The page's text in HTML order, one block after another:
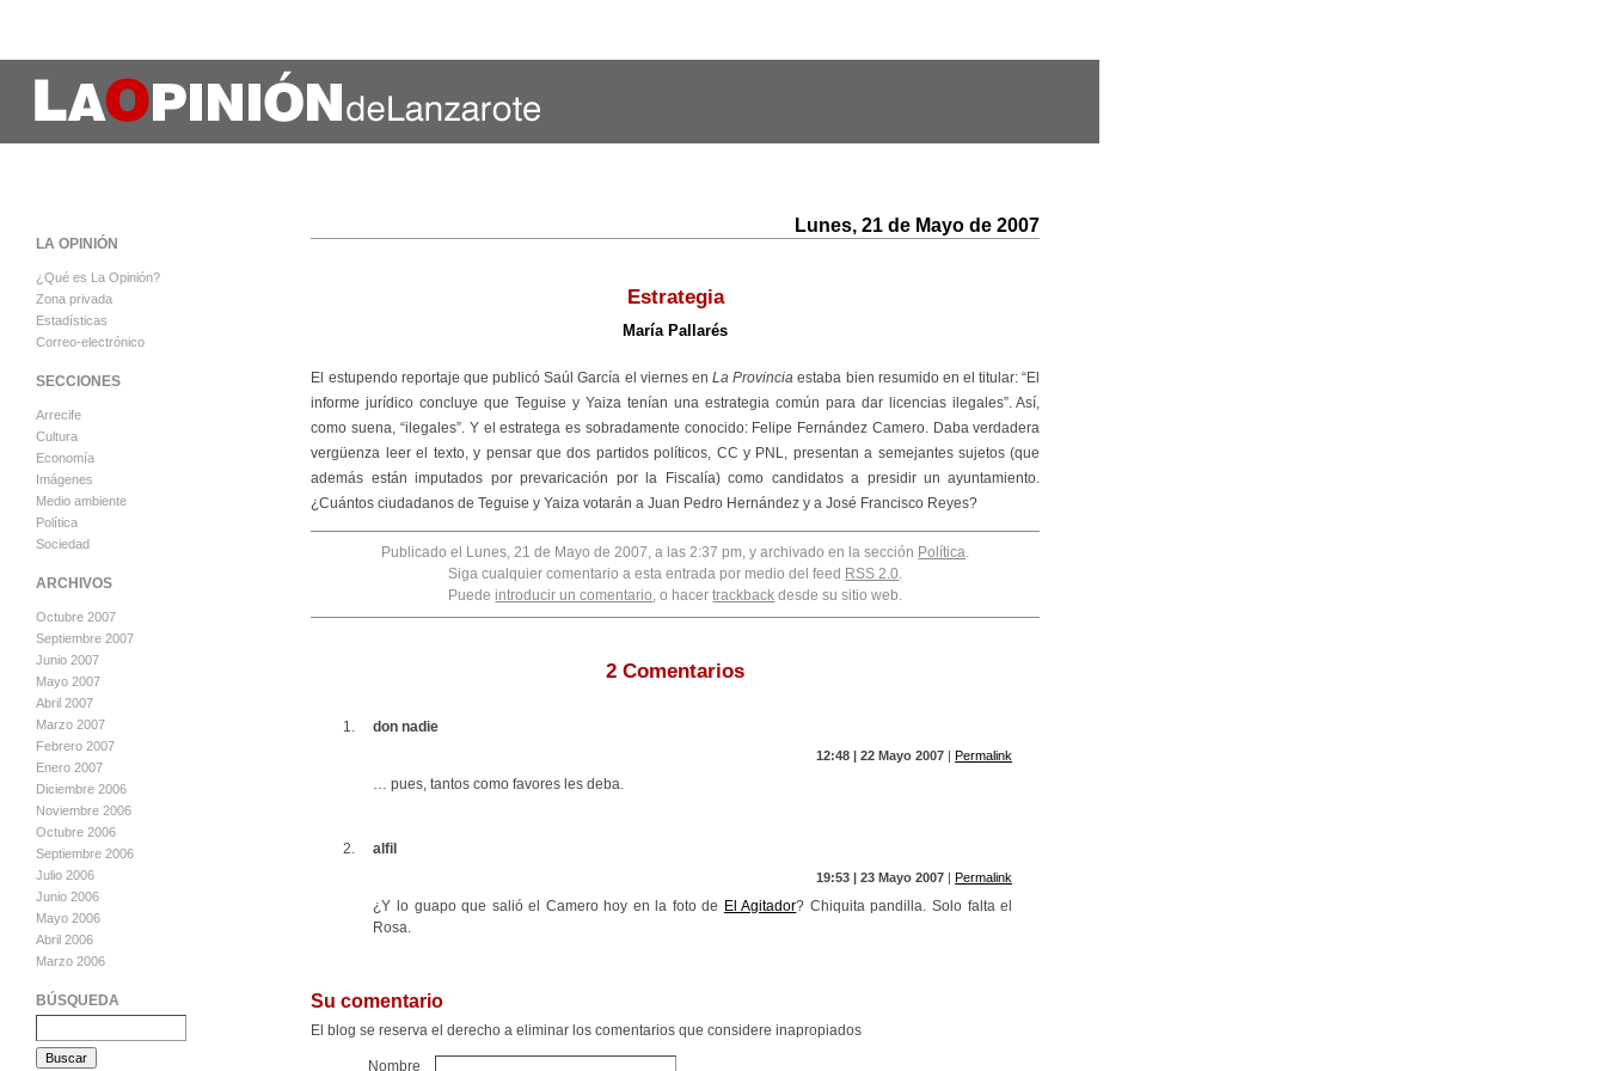
Lunes, 21 de Mayo de 2007
Estrategia
María Pallarés
El estupendo reportaje que publicó Saúl García el viernes enLa Provincia estaba bien resumido en el titular: “El
informe jurídico concluye que Teguise y Yaiza tenían una estrategia común para dar licencias ilegales”. Así,
como suena, “ilegales”. Y el estratega es sobradamente conocido: Felipe Fernández Camero. Daba verdadera
vergüenza leer el texto, y pensar que dos partidos políticos, CC y PNL, presentan a semejantes sujetos (que
además están imputados por prevaricación por la Fiscalía) como candidatos a presidir un ayuntamiento.
¿Cuántos ciudadanos de Teguise y Yaiza votarán a Juan Pedro Hernández y a José Francisco Reyes?
Publicado el Lunes, 21 de Mayo de 2007, a las 2:37 pm, y archivado en la sección Política.
Siga cualquier comentario a esta entrada por medio del feed RSS 2.0.
Puedeintroducir un comentario, o hacertrackback desde su sitio web.
2 Comentarios
don nadie
12:48 | 22 Mayo 2007 Permalink
… pues, tantos como favores les deba.
alfil
19:53 | 23 Mayo 2007 Permalink
¿Y lo guapo que salió el Camero hoy en la foto de El Agitador? Chiquita pandilla. Solo falta el
Rosa.
Su comentario
El blog se reserva el derecho a eliminar los comentarios que considere inapropiados
Nombre
LA OPINIÓN
¿Qué es La Opinión?
Zona privada
Estadísticas
Correo-electrónico
SECCIONES
Arrecife
Cultura
Economía
Imágenes
Medio ambiente
Política
Sociedad
ARCHIVOS
Octubre 2007
Septiembre 2007
Junio 2007
Mayo 2007
Abril 2007
Marzo 2007
Febrero 2007
Enero 2007
Diciembre 2006
Noviembre 2006
Octubre 2006
Septiembre 2006
Julio 2006
Junio 2006
Mayo 2006
Abril 2006
Marzo 2006
BÚSQUEDA